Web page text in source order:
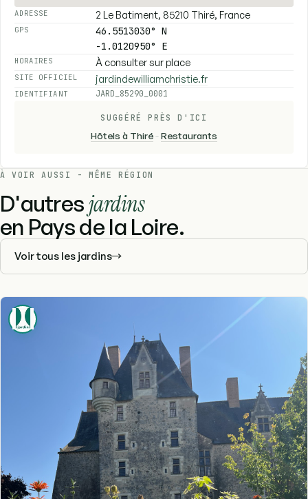
ADRESSE 2 Le Batiment, 85210 Thiré, France
GPS
46.5513030° N
-1.0120950° E
HORAIRES À consulter sur place
SITE OFFICIEL jardindewilliamchristie.fr
IDENTIFIANT JARD_85290_0001
SUGGÉRÉ PRÈS D'ICI
Hôtels à Thiré-Restaurants
À VOIR AUSSI - MÊME RÉGION
D'autresjardins
en Pays de la Loire.
Voir tous les jardins